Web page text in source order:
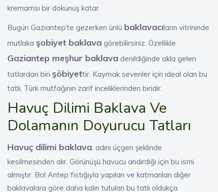
kremamsı bir dokunuş katar.
Bugün Gaziantep’te gezerken ünlü baklavacıların vitrininde
mutlaka şobiyet baklava görebilirsiniz. Özellikle
Gaziantep meşhur baklava denildiğinde akla gelen
tatlardan biri şöbiyettir. Kaymak sevenler için ideal olan bu
tatlı, Türk mutfağının zarif inceliklerinden biridir.
Havuç Dilimi Baklava Ve
Dolamanın Doyurucu Tatları
Havuç dilimi baklava, adını üçgen şeklinde
kesilmesinden alır. Görünüşü havucu andırdığı için bu ismi
almıştır. Bol Antep fıstığıyla yapılan ve katmanları diğer
baklavalara göre daha kalın tutulan bu tatlı oldukça